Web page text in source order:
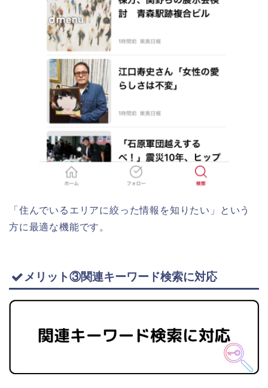
「住んでいるエリアに絞った情報を知りたい」という
方に最適な機能です。
メリット③関連キーワード検索に対応